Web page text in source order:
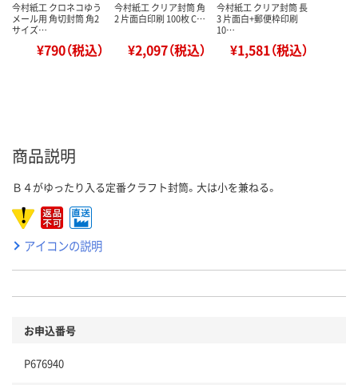
今村紙工 クロネコゆう
メール用 角切封筒 角2
サイズ…
¥790（税込）
今村紙工 クリア封筒 角
2 片面白印刷 100枚 C…
¥2,097（税込）
今村紙工 クリア封筒 長
3 片面白+郵便枠印刷
10…
¥1,581（税込）
商品説明
Ｂ４がゆったり入る定番クラフト封筒。大は小を兼ねる。
アイコンの説明
お申込番号
P676940